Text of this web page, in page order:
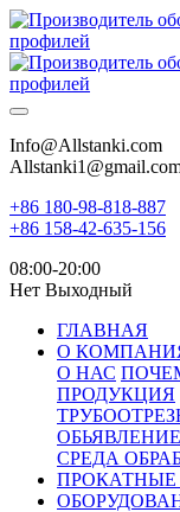
Info@Allstanki.com
+86 180-98-818-887
+86 158-42-635-156
08:00-20:00
Нет Выходный
ГЛАВНАЯ
О
О НАС
ПРОДУКЦИЯ
СРЕДА
ПРОКАТНЫЕ